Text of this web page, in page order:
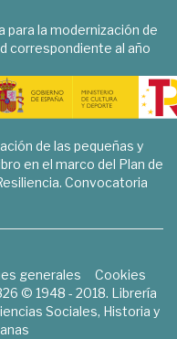
para la modernización de
correspondiente al año
de las pequeñas y
en el marco del Plan de
Convocatoria
generales
Cookies
© 1948 - 2018. Librería
Sociales, Historia y